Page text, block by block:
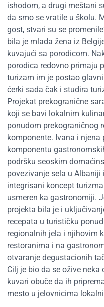
ishodom, a drugi meštani
da smo se vratile u školu.
gost, stvari su se
bila je mlada žena iz
kuvajući sa porodicom.
porodica redovno primaju
turizam im je postao
ćerki sada čak i studira
Projekat prekogranične
koji se bavi lokalnim
ponudom prekograničnog
komponente. Ivana i njena
komponentu
podršku seoskim
povezivanje sela u Albaniji
integrisani koncept
usmeren ka gastronomiji.
projekta bila je i
recepata u turističku
regionalnih jela i njihovim
restoranima i na
otvaranje degustacionih
Cilj je bio da se ožive
kuvari obuče da ih
mesto u jelovnicima